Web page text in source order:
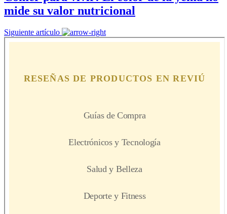
mide su valor nutricional
Siguiente artículo